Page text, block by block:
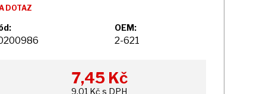
DOTAZ
OEM:
2-621
7,45 Kč
9,01 Kč s DPH